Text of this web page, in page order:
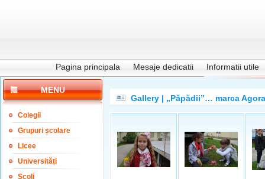
Pagina principala Mesaje dedicatii Informatii utile
MENU
Colegii
Grupuri școlare
Licee
Universități
Școli
Gallery | „Păpădii”… marca Agora